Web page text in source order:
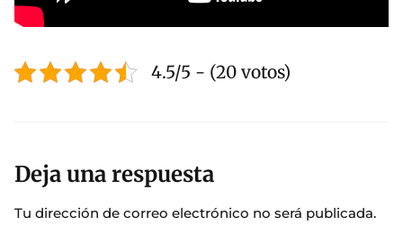
4.5/5 - (20 votos)
Deja una respuesta
Tu dirección de correo electrónico no será publicada.